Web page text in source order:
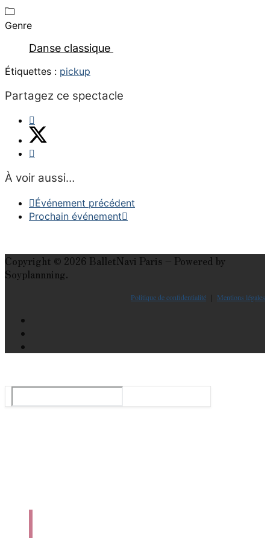
Genre
Danse classique
Étiquettes : pickup
Partagez ce spectacle
À voir aussi…
Événement précédent
Prochain événement
Copyright © 2026 BalletNavi Paris – Powered by
Soyplannning.
Politique de confidentialité Mentions légales
: